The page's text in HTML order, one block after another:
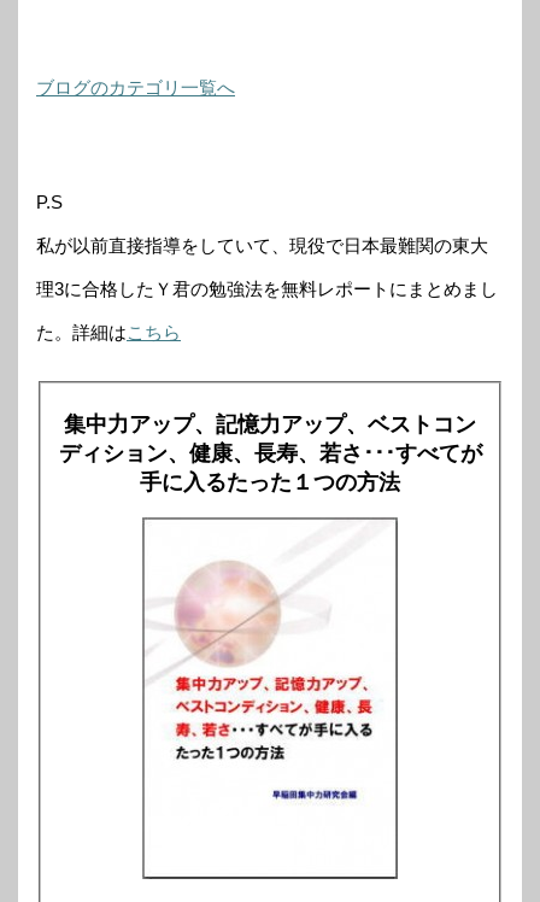
ブログのカテゴリ一覧へ
P.S
私が以前直接指導をしていて、現役で日本最難関の東大
理3に合格したＹ君の勉強法を無料レポートにまとめまし
た。詳細はこちら
集中力アップ、記憶力アップ、ベストコン
ディション、健康、長寿、若さ･･･すべてが
手に入るたった１つの方法